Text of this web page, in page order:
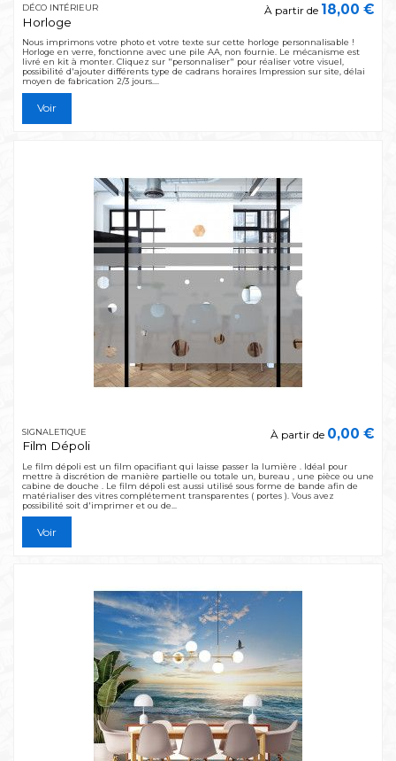
DÉCO INTÉRIEUR
Horloge
À partir de 18,00 €
Nous imprimons votre photo et votre texte sur cette horloge personnalisable !
Horloge en verre, fonctionne avec une pile AA, non fournie. Le mécanisme est
livré en kit à monter. Cliquez sur "personnaliser" pour réaliser votre visuel,
possibilité d'ajouter différents type de cadrans horaires Impression sur site, délai
moyen de fabrication 2/3 jours....
Voir
SIGNALETIQUE
Film Dépoli
À partir de 0,00 €
Le film dépoli est un film opacifiant qui laisse passer la lumière . Idéal pour
mettre à discrétion de manière partielle ou totale un, bureau , une pièce ou une
cabine de douche . Le film dépoli est aussi utilisé sous forme de bande afin de
matérialiser des vitres complétement transparentes ( portes ). Vous avez
possibilité soit d'imprimer et ou de...
Voir